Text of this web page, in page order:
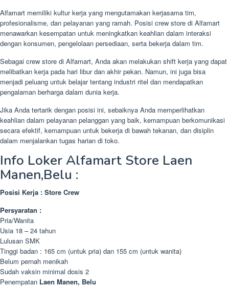
Alfamart memiliki kultur kerja yang mengutamakan kerjasama tim,
profesionalisme, dan pelayanan yang ramah. Posisi crew store di Alfamart
menawarkan kesempatan untuk meningkatkan keahlian dalam interaksi
dengan konsumen, pengelolaan persediaan, serta bekerja dalam tim.
Sebagai crew store di Alfamart, Anda akan melakukan shift kerja yang dapat
melibatkan kerja pada hari libur dan akhir pekan. Namun, ini juga bisa
menjadi peluang untuk belajar tentang industri ritel dan mendapatkan
pengalaman berharga dalam dunia kerja.
Jika Anda tertarik dengan posisi ini, sebaiknya Anda memperlihatkan
keahlian dalam pelayanan pelanggan yang baik, kemampuan berkomunikasi
secara efektif, kemampuan untuk bekerja di bawah tekanan, dan disiplin
dalam menjalankan tugas harian di toko.
Info Loker Alfamart Store Laen
Manen,Belu :
Posisi Kerja : Store Crew
Persyaratan :
Pria/Wanita
Usia 18 – 24 tahun
Lulusan SMK
Tinggi badan : 165 cm (untuk pria) dan 155 cm (untuk wanita)
Belum pernah menikah
Sudah vaksin minimal dosis 2
Penempatan Laen Manen, Belu